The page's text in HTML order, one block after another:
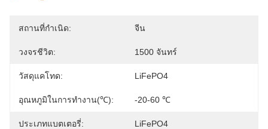
สถานที่กำเนิด: จีน
วงจรชีวิต: 1500 จันทร์
วัสดุแคโทด: LiFePO4
อุณหภูมิในการทำงาน(℃): -20-60 ℃
ประเภทแบตเตอรี่: LiFePO4